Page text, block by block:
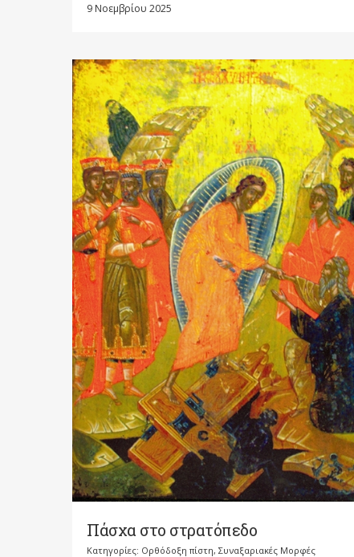
9 Νοεμβρίου 2025
Πάσχα στο στρατόπεδο
Κατηγορίες: Ορθόδοξη πίστη, Συναξαριακές Μορφές